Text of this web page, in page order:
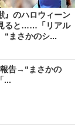
』のハロウィーン
ると……「リアル
まさかのシ...
告→“まさかの
...